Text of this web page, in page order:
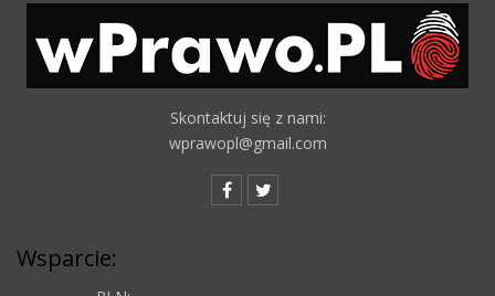
Skontaktuj się z nami:
wprawopl@gmail.com
Wsparcie: